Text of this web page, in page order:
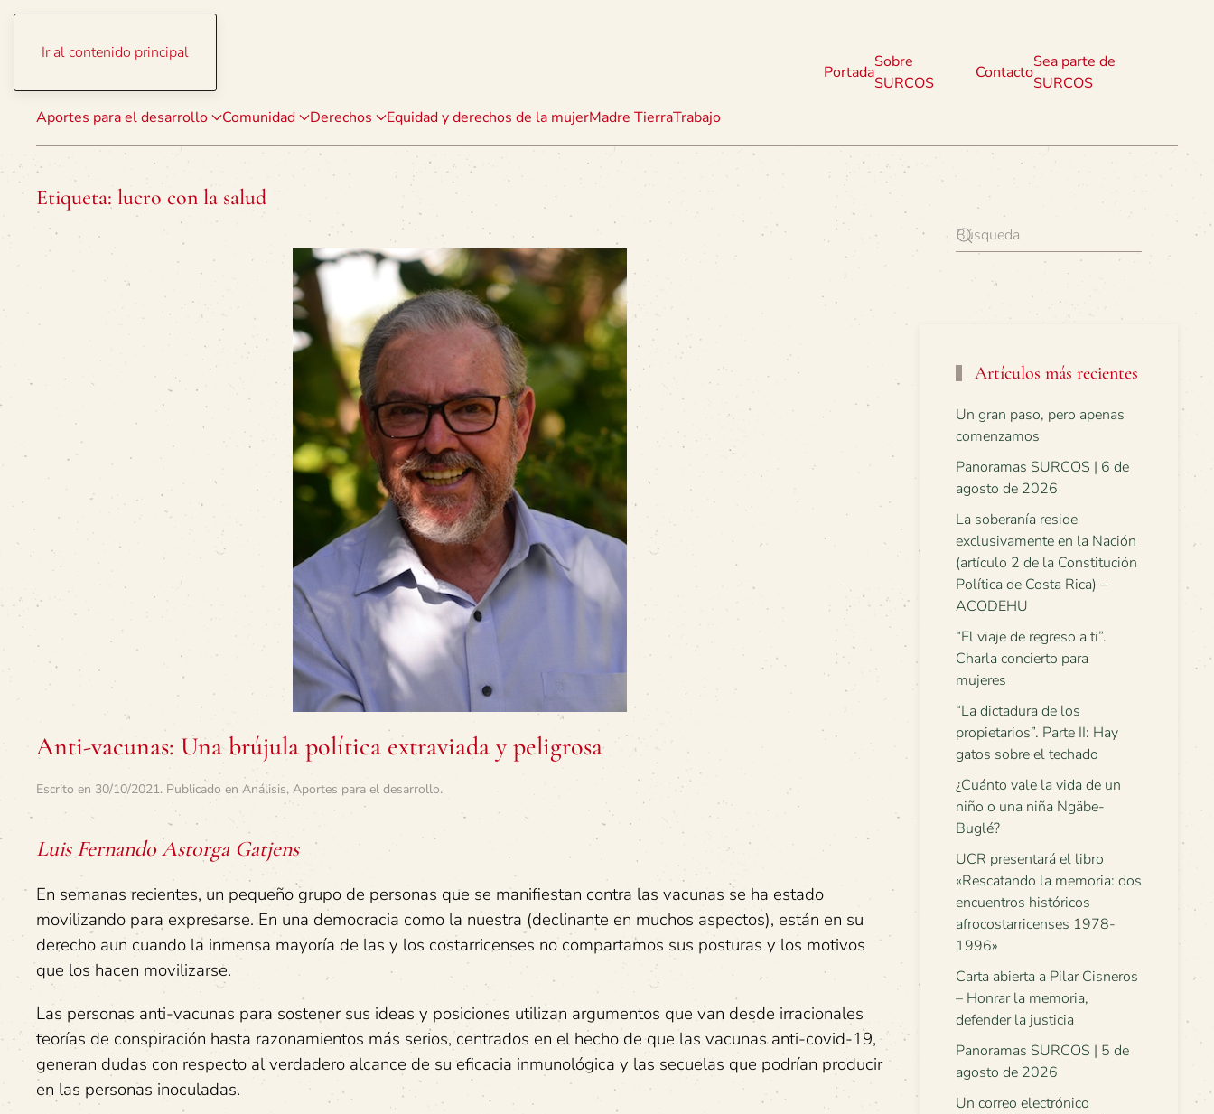
Ir al contenido principal
Aportes para el desarrollo Comunidad Derechos Equidad y derechos de la mujerMadre TierraTrabajo
Portada
Sobre
SURCOS
Contacto
Sea parte de
SURCOS
Etiqueta: lucro con la salud
Anti-vacunas: Una brújula política extraviada y peligrosa
Escrito en 30/10/2021. Publicado en Análisis, Aportes para el desarrollo.
Luis Fernando Astorga Gatjens
En semanas recientes, un pequeño grupo de personas que se manifiestan contra las vacunas se ha estado
movilizando para expresarse. En una democracia como la nuestra (declinante en muchos aspectos), están en su
derecho aun cuando la inmensa mayoría de las y los costarricenses no compartamos sus posturas y los motivos
que los hacen movilizarse.
Las personas anti-vacunas para sostener sus ideas y posiciones utilizan argumentos que van desde irracionales
teorías de conspiración hasta razonamientos más serios, centrados en el hecho de que las vacunas anti-covid-19,
generan dudas con respecto al verdadero alcance de su eficacia inmunológica y las secuelas que podrían producir
en las personas inoculadas.
Artículos más recientes
Un gran paso, pero apenas
comenzamos
Panoramas SURCOS | 6 de
agosto de 2026
La soberanía reside
exclusivamente en la Nación
(artículo 2 de la Constitución
Política de Costa Rica) –
ACODEHU
“El viaje de regreso a ti”.
Charla concierto para
mujeres
“La dictadura de los
propietarios”. Parte II: Hay
gatos sobre el techado
¿Cuánto vale la vida de un
niño o una niña Ngäbe-
Buglé?
UCR presentará el libro
«Rescatando la memoria: dos
encuentros históricos
afrocostarricenses 1978-
1996»
Carta abierta a Pilar Cisneros
– Honrar la memoria,
defender la justicia
Panoramas SURCOS | 5 de
agosto de 2026
Un correo electrónico